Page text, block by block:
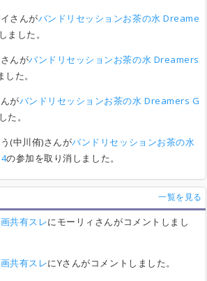
さんがバンドリセッションお茶の水 Dreame
ました。
んがバンドリセッションお茶の水 Dreamers
た。
がバンドリセッションお茶の水 Dreamers G
た。
(中川侑)さんがバンドリセッションお茶の水
の参加を取り消しました。
一覧を見る
共有スレにモーリィさんがコメントしまし
共有スレにYさんがコメントしました。